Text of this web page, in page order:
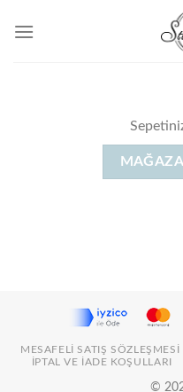
atla
MESAFELI SATIŞ SÖZLEŞMESI
İPTAL VE İADE KOŞULLARI
©